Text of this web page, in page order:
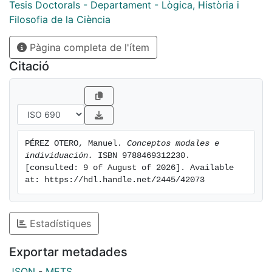
Tesis Doctorals - Departament - Lògica, Història i
Filosofia de la Ciència
Pàgina completa de l'ítem
Citació
PÉREZ OTERO, Manuel. Conceptos modales e
individuación.
ISBN 9788469312230.
[consulted: 9 of August of 2026]. Available
at: https://hdl.handle.net/2445/42073
Estadístiques
Exportar metadades